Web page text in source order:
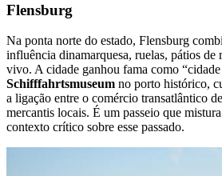
Flensburg
Na ponta norte do estado, Flensburg
influência dinamarquesa, ruelas, pátios de
vivo. A cidade ganhou fama como
Schifffahrtsmuseum no porto histórico,
a ligação entre o comércio transatlântico
mercantis locais. É um passeio que
contexto crítico sobre esse passado.